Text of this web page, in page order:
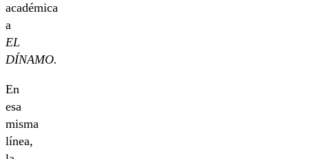
académica
a
EL
DÍNAMO.
En
esa
misma
línea,